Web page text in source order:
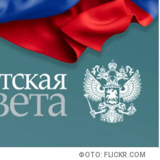
ФОТО: FLICKR.COM